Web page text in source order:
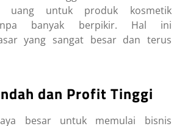
uang untuk produk kosmetik
banyak berpikir. Hal ini
yang sangat besar dan terus
dan Profit Tinggi
besar untuk memulai bisnis